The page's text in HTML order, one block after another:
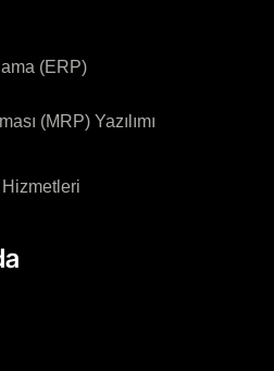
(ERP)
(MRP) Yazılımı